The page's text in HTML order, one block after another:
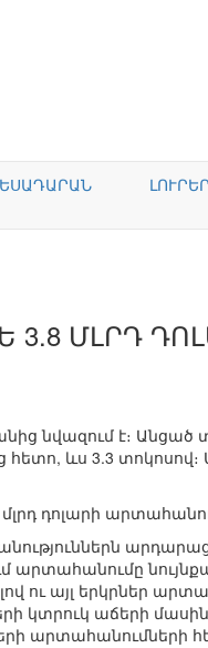
ԼՈՒՐԵՐ
ՄԼՐԴ
նվազում է։ Անցած
ևս 3.3
դոլարի
ու այլ երկրներ
աճերի մասին՝
արտահանումների